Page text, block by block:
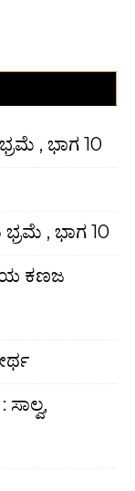
, ಭಾಗ 10
, ಭಾಗ 10
ಕಣಜ
ಸಾಲ್ವ,